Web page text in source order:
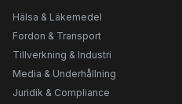
Hälsa & Läkemedel
Fordon & Transport
Tillverkning & Industri
Media & Underhållning
Juridik & Compliance